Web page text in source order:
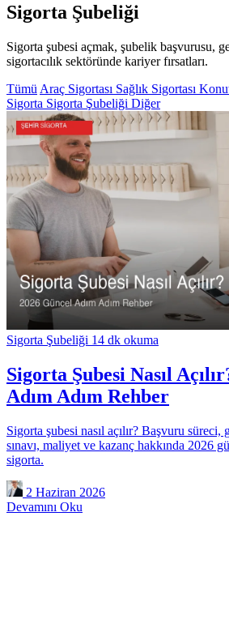
Sigorta Şubeliği
Sigorta şubesi açmak, şubelik başvurusu,
sigortacılık sektöründe kariyer fırsatları.
Tümü Araç Sigortası Sağlık Sigortası
Sigorta Sigorta Şubeliği Diğer
Sigorta Şubeliği 14 dk okuma
Sigorta Şubesi Nasıl
Adım Adım Rehber
Sigorta şubesi nasıl açılır? Başvuru
sınavı, maliyet ve kazanç hakkında 2026
sigorta.
2 Haziran 2026
Devamını Oku